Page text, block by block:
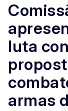
luta
armas